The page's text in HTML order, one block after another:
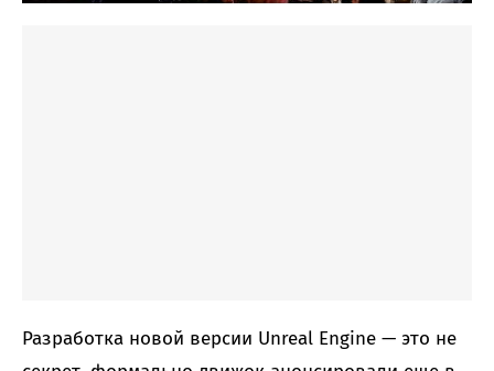
Разработка новой версии Unreal Engine — это не